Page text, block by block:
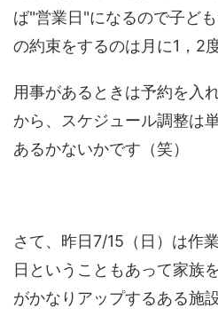
ば"営業日"になるので子ど
の約束をするのは月に1，2
用事があるときは予約を入
から、スケジュール調整は
あるかないかです（笑）
さて、昨日7/15（日）は作
日ということもあって家族
がかなりアップするある施